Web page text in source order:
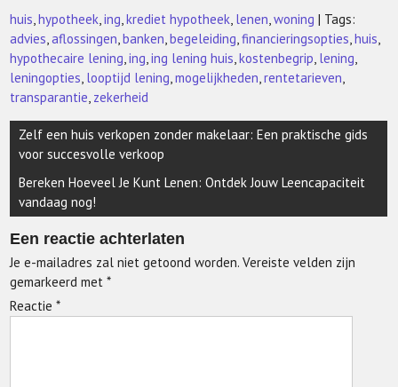
huis,hypotheek,ing,krediet hypotheek, lenen,woning | Tags:
advies,aflossingen,banken,begeleiding,financieringsopties,huis,
hypothecaire lening,ing,ing lening huis,kostenbegrip, lening,
leningopties, looptijd lening,mogelijkheden,rentetarieven,
transparantie, zekerheid
Berichtnavigatie
Zelf een huis verkopen zonder makelaar: Een praktische gids
voor succesvolle verkoop
Bereken Hoeveel Je Kunt Lenen: Ontdek Jouw Leencapaciteit
vandaag nog!
Een reactie achterlaten
Je e-mailadres zal niet getoond worden. Vereiste velden zijn
gemarkeerd met*
Reactie*